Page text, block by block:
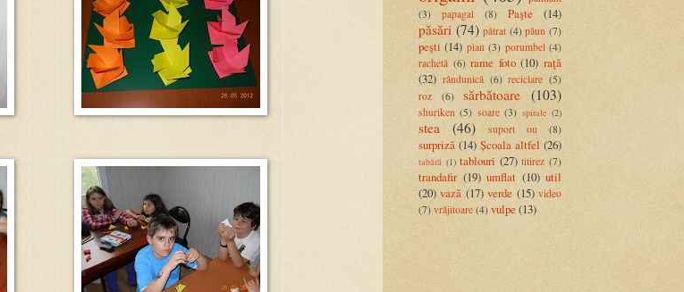
(3)
papagal (8) Paşte (14)
păsări (74) pătrat (4) păun (7)
peşti (14) pian (3) porumbel (4)
rachetă (6) rame foto (10) raţă
(32) rândunică (6) reciclare (5)
roz
(6) sărbătoare (103)
shuriken (5) soare (3) spirale (2)
stea (46) suport ou (8)
surpriză (14) Școala altfel (26)
tabără (1) tablouri (27) titirez (7)
trandafir (19) umflat (10) util
(20) vază (17) verde (15) video
(7) vrăjitoare (4) vulpe(13)